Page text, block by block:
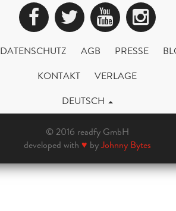
Facebook
Twitter
DATENSCHUTZ AGB PRESSE
KONTAKT
VERLAGE
DEUTSCH
© 2016 readfy GmbH
developed with ♥ byJohnny Bytes